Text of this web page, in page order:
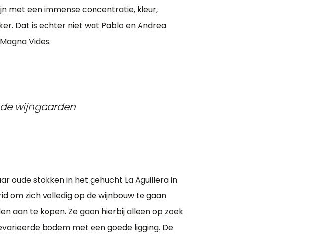
met een immense concentratie, kleur,
Dat is echter niet wat Pablo en Andrea
Vides.
wijngaarden
oude stokken in het gehucht La Aguillera in
om zich volledig op de wijnbouw te gaan
aan te kopen. Ze gaan hierbij alleen op zoek
bodem met een goede ligging. De